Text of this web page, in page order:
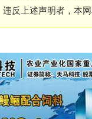
违反上述声明者，本